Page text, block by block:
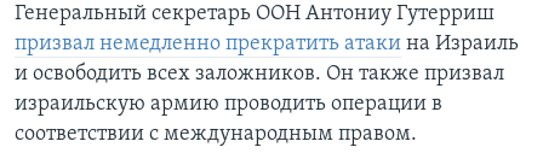
Генеральный секретарь ООН Антониу Гутерриш
призвал немедленно прекратить атаки на Израиль
и освободить всех заложников. Он также призвал
израильскую армию проводить операции в
соответствии с международным правом.